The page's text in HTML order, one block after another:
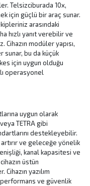
Telsizciburada 10x,
için güçlü bir araç sunar.
arasındaki
hızlı yanıt verebilir ve
modüler yapısı,
sunar, bu da küçük
için uygun olduğu
operasyonel
uygun olarak
TETRA gibi
destekleyebilir.
ve geleceğe yönelik
kanal kapasitesi ve
üstün
yazılım
ve güvenlik